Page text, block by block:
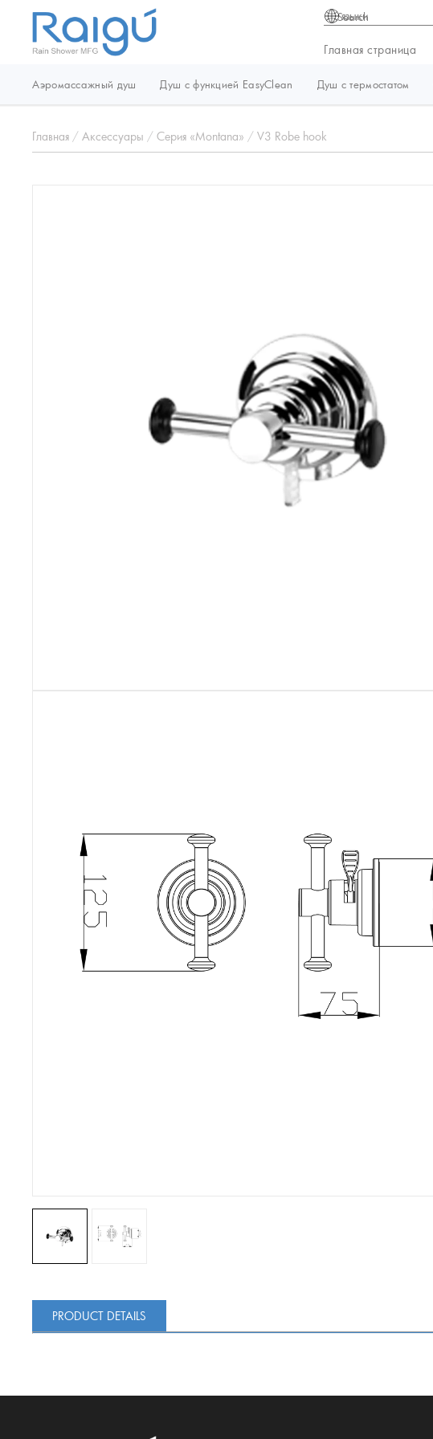
языки
Главная страница
Аэромассажный душ Душ с функцией EasyClean Душ с термостатом
Главная /Аксессуары /Серия «Montana» /V3 Robe hook
PRODUCT DETAILS